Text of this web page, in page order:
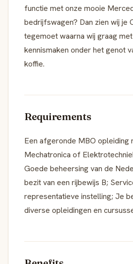
functie met onze mooie
bedrijfswagen? Dan zien wij je
tegemoet waarna wij graag
kennismaken onder het genot
koffie.
Requirements
Een afgeronde MBO opleiding
Mechatronica of
Goede beheersing van de
bezit van een rijbewijs B;
representatieve instelling; Je
diverse opleidingen en